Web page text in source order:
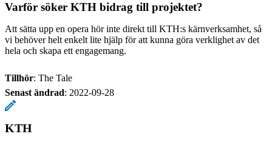
Varför söker KTH bidrag till projektet?
Att sätta upp en opera hör inte direkt till KTH:s kärnverksamhet, så
vi behöver helt enkelt lite hjälp för att kunna göra verklighet av det
hela och skapa ett engagemang.
Tillhör: The Tale
Senast ändrad: 2022-09-28
KTH